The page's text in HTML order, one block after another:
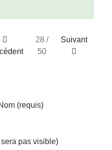
28 /
50
Suivant
(requis)
pas visible)